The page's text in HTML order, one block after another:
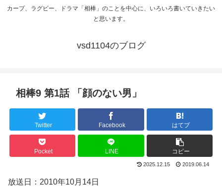
カープ、ラグビー、ドラマ「相棒」のことを中心に、いろいろ書いていきたい
と思います。
vsd1104のブログ
相棒9 第1話 「顔のない男」
Twitter Facebook はてブ
Pocket LINE コピー
2025.12.15 2019.06.14
放送日：2010年10月14日